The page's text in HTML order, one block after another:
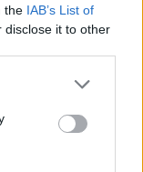
the IAB’s List of
disclose it to other